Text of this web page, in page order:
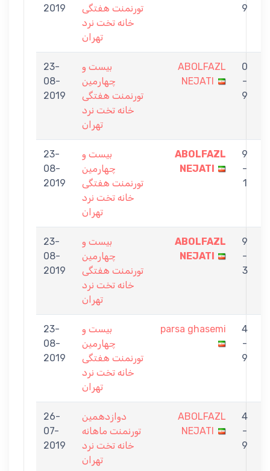
2019
تورنمنت هفتگی
خانه تخت نرد
تهران
9
23-
08-
2019
بیست و
چهارمین
تورنمنت هفتگی
خانه تخت نرد
تهران
ABOLFAZL
NEJATI
0
-
9
23-
08-
2019
بیست و
چهارمین
تورنمنت هفتگی
خانه تخت نرد
تهران
ABOLFAZL
NEJATI
9
-
1
23-
08-
2019
بیست و
چهارمین
تورنمنت هفتگی
خانه تخت نرد
تهران
ABOLFAZL
NEJATI
9
-
3
23-
08-
2019
بیست و
چهارمین
تورنمنت هفتگی
خانه تخت نرد
تهران
parsa ghasemi
4
-
9
26-
07-
2019
دوازدهمين
تورنمنت ماهانه
خانه تخت نرد
تهران
ABOLFAZL
NEJATI
4
-
9